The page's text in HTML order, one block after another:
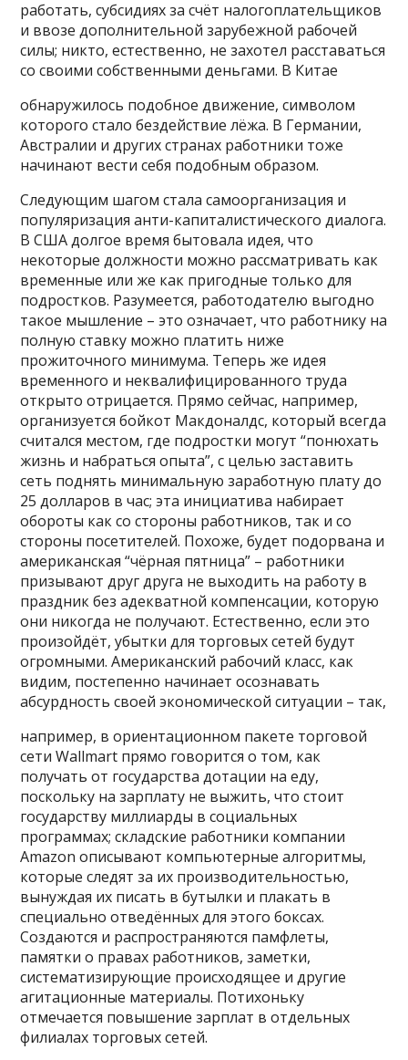
работать, субсидиях за счёт налогоплательщиков
и ввозе дополнительной зарубежной рабочей
силы; никто, естественно, не захотел расставаться
со своими собственными деньгами. В Китае
обнаружилось подобное движение, символом
которого стало бездействие лёжа. В Германии,
Австралии и других странах работники тоже
начинают вести себя подобным образом.
Следующим шагом стала самоорганизация и
популяризация анти-капиталистического диалога.
В США долгое время бытовала идея, что
некоторые должности можно рассматривать как
временные или же как пригодные только для
подростков. Разумеется, работодателю выгодно
такое мышление – это означает, что работнику на
полную ставку можно платить ниже
прожиточного минимума. Теперь же идея
временного и неквалифицированного труда
открыто отрицается. Прямо сейчас, например,
организуется бойкот Макдоналдс, который всегда
считался местом, где подростки могут “понюхать
жизнь и набраться опыта”, с целью заставить
сеть поднять минимальную заработную плату до
25 долларов в час; эта инициатива набирает
обороты как со стороны работников, так и со
стороны посетителей. Похоже, будет подорвана и
американская “чёрная пятница” – работники
призывают друг друга не выходить на работу в
праздник без адекватной компенсации, которую
они никогда не получают. Естественно, если это
произойдёт, убытки для торговых сетей будут
огромными. Американский рабочий класс, как
видим, постепенно начинает осознавать
абсурдность своей экономической ситуации – так,
например, в ориентационном пакете торговой
сети Wallmart прямо говорится о том, как
получать от государства дотации на еду,
поскольку на зарплату не выжить, что стоит
государству миллиарды в социальных
программах; складские работники компании
Amazon описывают компьютерные алгоритмы,
которые следят за их производительностью,
вынуждая их писать в бутылки и плакать в
специально отведённых для этого боксах.
Создаются и распространяются памфлеты,
памятки о правах работников, заметки,
систематизирующие происходящее и другие
агитационные материалы. Потихоньку
отмечается повышение зарплат в отдельных
филиалах торговых сетей.